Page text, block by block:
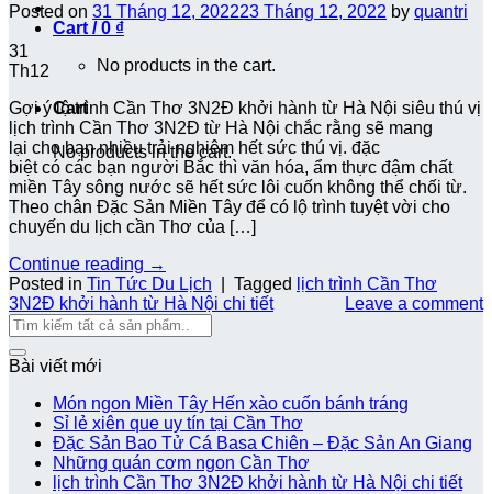
Cart /0 ₫
No products in the cart.
Cart
No products in the cart.
Posted on 31 Tháng 12, 202223 Tháng 12, 2022 by quantri
31
Th12
Gợi ý lộ trình Cần Thơ 3N2Đ khởi hành từ Hà Nội siêu thú vị
lịch trình Cần Thơ 3N2Đ từ Hà Nội chắc rằng sẽ mang
lại cho bạn nhiều trải nghiệm hết sức thú vị. đặc
biệt có các bạn người Bắc thì văn hóa, ẩm thực đậm chất
miền Tây sông nước sẽ hết sức lôi cuốn không thể chối từ.
Theo chân Đặc Sản Miền Tây để có lộ trình tuyệt vời cho
chuyến du lịch cần Thơ của […]
Continue reading →
Posted in Tin Tức Du Lịch Tagged
lịch trình Cần Thơ
3N2Đ khởi hành từ Hà Nội chi tiết
Leave a comment
Bài viết mới
Món ngon Miền Tây Hến xào cuốn bánh tráng
Sỉ lẻ xiên que uy tín tại Cần Thơ
Đặc Sản Bao Tử Cá Basa Chiên – Đặc Sản An Giang
Những quán cơm ngon Cần Thơ
lịch trình Cần Thơ 3N2Đ khởi hành từ Hà Nội chi tiết